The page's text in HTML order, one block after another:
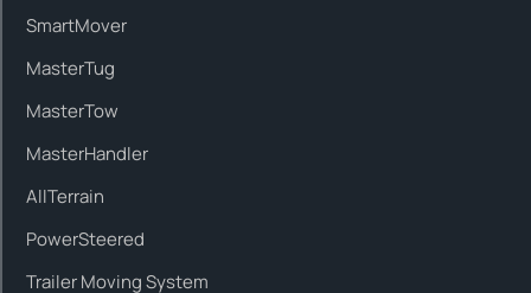
SmartMover
MasterTug
MasterTow
MasterHandler
AllTerrain
PowerSteered
Trailer Moving System